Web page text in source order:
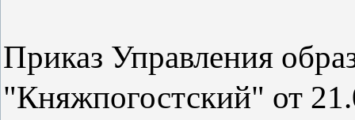
Приказ Управления
"Княжпогостский" от